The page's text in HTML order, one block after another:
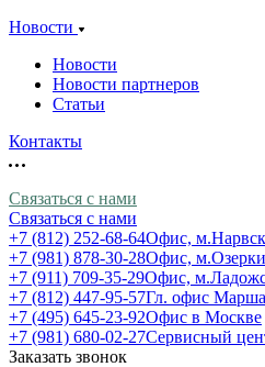
Новости
Новости
Новости партнеров
Статьи
Контакты
Связаться с нами
Связаться с нами
+7 (812) 252-68-64Офис,
+7 (981) 878-30-28Офис, м.Озерки
+7 (911) 709-35-29Офис,
+7 (812) 447-95-57Гл. офис
+7 (495) 645-23-92Офис в Москве
+7 (981) 680-02-27Сервисный
Заказать звонок